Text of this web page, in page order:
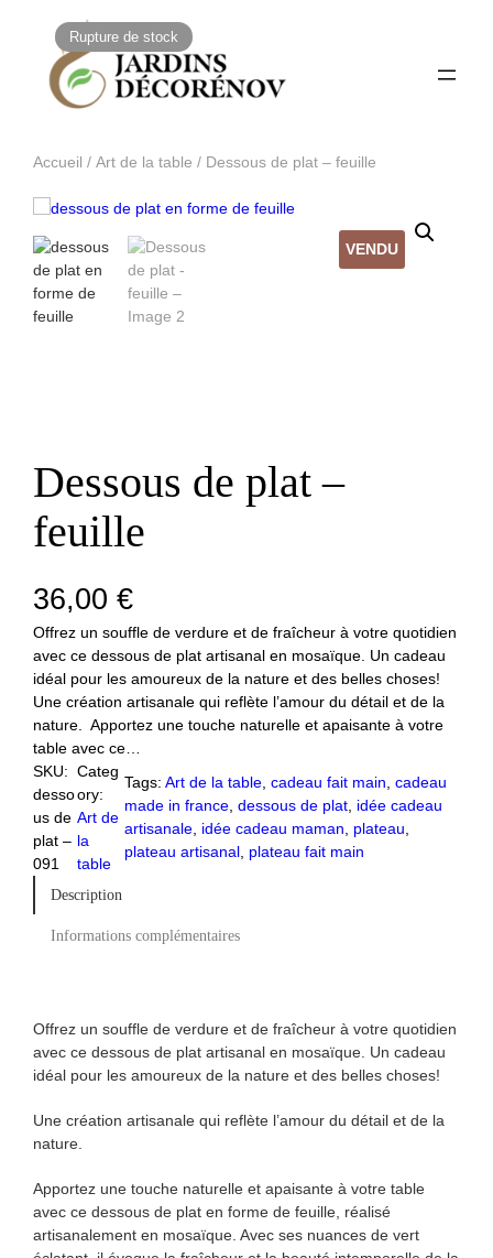
Accueil / Art de la table / Dessous de plat – feuille
VENDU
Dessous de plat –
feuille
36,00 €
Offrez un souffle de verdure et de fraîcheur à votre quotidien
avec ce dessous de plat artisanal en mosaïque. Un cadeau
idéal pour les amoureux de la nature et des belles choses!
Une création artisanale qui reflète l’amour du détail et de la
nature. Apportez une touche naturelle et apaisante à votre
table avec ce…
Rupture de stock
SKU:
desso
us de
plat –
091
Categ
ory:
Art de
la
table
Tags:Art de la table, cadeau fait main, cadeau
made in france, dessous de plat, idée cadeau
artisanale, idée cadeau maman, plateau
plateau artisanal, plateau fait main
Description
Informations complémentaires
Offrez un souffle de verdure et de fraîcheur à votre quotidien
avec ce dessous de plat artisanal en mosaïque. Un cadeau
idéal pour les amoureux de la nature et des belles choses!
Une création artisanale qui reflète l’amour du détail et de la
nature.
Apportez une touche naturelle et apaisante à votre table
avec ce dessous de plat en forme de feuille, réalisé
artisanalement en mosaïque. Avec ses nuances de vert